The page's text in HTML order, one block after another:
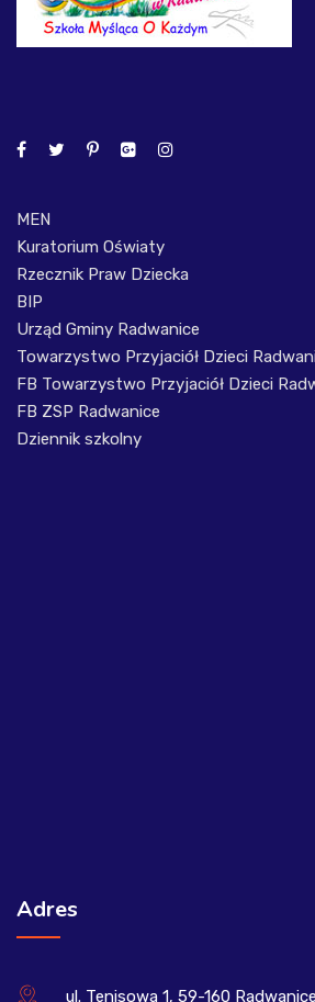
MEN
Kuratorium Oświaty
Rzecznik Praw Dziecka
BIP
Urząd Gminy Radwanice
Towarzystwo Przyjaciół Dzieci
FB Towarzystwo Przyjaciół Dzieci
FB ZSP Radwanice
Dziennik szkolny
Adres
ul. Tenisowa 1, 59-160 Radwanice